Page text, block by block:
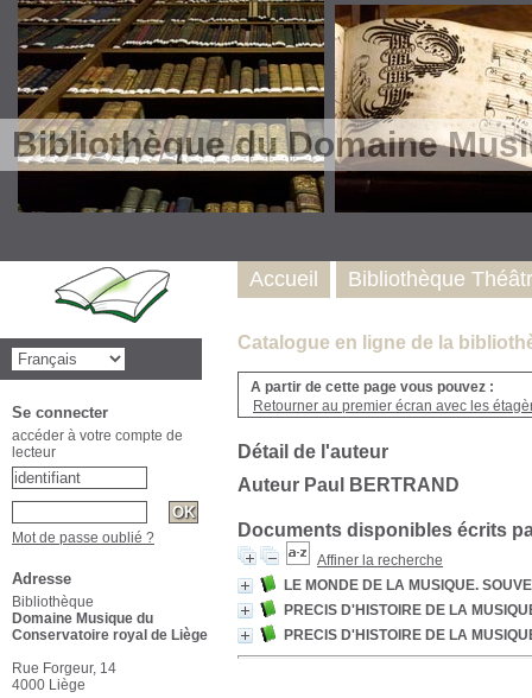
Bibliothèque du Domaine
Catalogue en ligne de la
A partir de cette page vous pouvez :
Retourner au premier écran avec les
Détail de l'auteur
Auteur Paul BERTRAND
Documents disponibles écrits
Affiner la recherche
LE MONDE DE LA MUSIQUE.
PRECIS D'HISTOIRE DE LA
PRECIS D'HISTOIRE DE LA
Accueil Bibliothèque
Se connecter
accéder à votre compte de
lecteur
Mot de passe oublié ?
Adresse
Bibliothèque
Domaine Musique du
Conservatoire royal de Liège
Rue Forgeur, 14
4000 Liège